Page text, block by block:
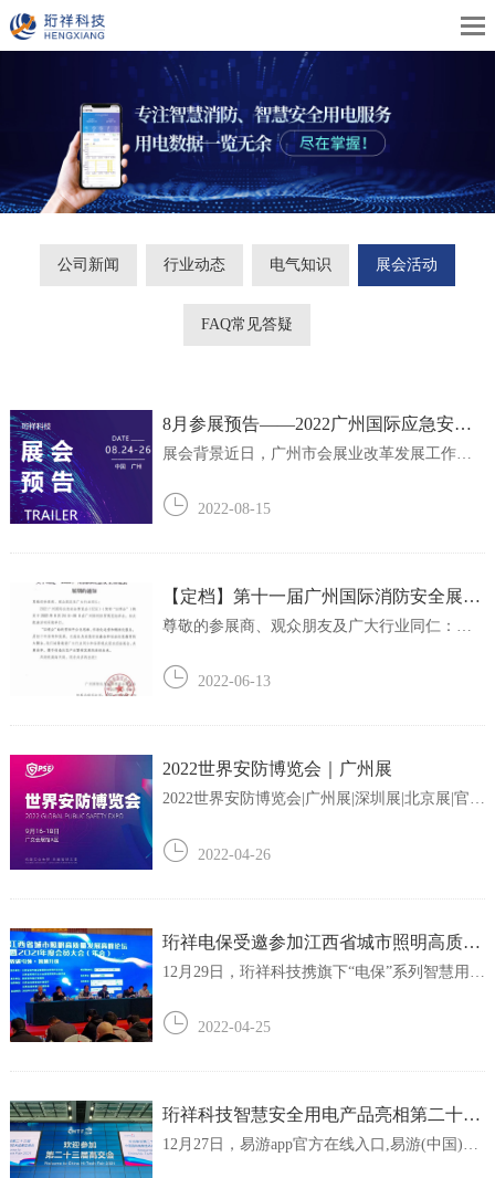
公司新闻 行业动态 电气知识 展会活动
FAQ常见答疑
8月参展预告——2022广州国际应急安全
博览会
展会背景近日，广州市会展业改革发展工作联
博览会暨第十一届广州国际消防安全展览会、
2022广州国际防疫防护物资展。这意味着2022
2022-08-15
【定档】第十一届广州国际消防安全展，
将延期至8月24-26日举办！
尊敬的参展商、观众朋友及广大行业同仁：
国际消防安全展将定于2022年8月24日-26日在广
州保利世贸博览馆举办，相关配套活动同期举
2022-06-13
2022世界安防博览会｜广州展
2022世界安防博览会|广州展|深圳展|北京展|官网
指导单位：广州市人民政府、广东省公安厅合
作组织：国际刑警组织主办单位：广东省公共
2022-04-26
珩祥电保受邀参加江西省城市照明高质量
发展高峰论坛
12月29日，珩祥科技携旗下“电保”系列智慧用电
江西省城市照明高质量发展高峰论坛。并在现
场展示珩祥-电保智慧用电系统的功能。据了
2022-04-25
珩祥科技智慧安全用电产品亮相第二十三
届高交会
12月27日，易游app官方在线入口,易游(中国)参